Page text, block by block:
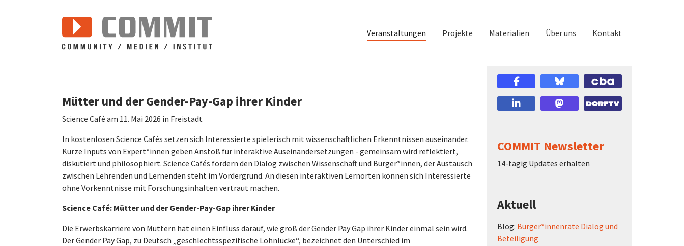
Veranstaltungen Projekte Materialien Über uns Kontakt
Mütter und der Gender-Pay-Gap ihrer Kinder
Science Café am 11. Mai 2026 in Freistadt
In kostenlosen Science Cafés setzen sich Interessierte spielerisch mit wissenschaftlichen Erkenntnissen auseinander.
Kurze Inputs von Expert*innen geben Anstoß für interaktive Auseinandersetzungen - gemeinsam wird reflektiert,
diskutiert und philosophiert. Science Cafés fördern den Dialog zwischen Wissenschaft und Bürger*innen, der Austausch
zwischen Lehrenden und Lernenden steht im Vordergrund. An diesen interaktiven Lernorten können sich Interessierte
ohne Vorkenntnisse mit Forschungsinhalten vertraut machen.
Science Café: Mütter und der Gender-Pay-Gap ihrer Kinder
Die Erwerbskarriere von Müttern hat einen Einfluss darauf, wie groß der Gender Pay Gap ihrer Kinder einmal sein wird.
Der Gender Pay Gap, zu Deutsch „geschlechtsspezifische Lohnlücke“, bezeichnet den Unterschied im
COMMIT Newsletter
14-tägig Updates erhalten
Aktuell
Blog: Bürger*innenräte Dialog und
Beteiligung